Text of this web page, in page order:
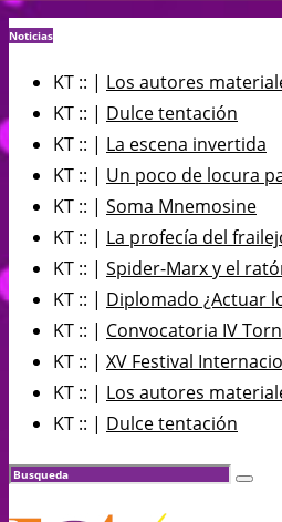
Noticias
KT :: | Los autores
KT :: | Dulce tentación
KT :: | La escena invertida
KT :: | Un poco de locura
KT :: | Soma Mnemosine
KT :: | La profecía del
KT :: | Spider-Marx y el
KT :: | Diplomado ¿Actuar
KT :: | Convocatoria IV
KT :: | XV Festival
KT :: | Los autores
KT :: | Dulce tentación